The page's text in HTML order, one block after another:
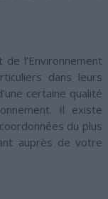
de l’Environnement
dans leurs
certaine qualité
Il existe
du plus
auprès de votre